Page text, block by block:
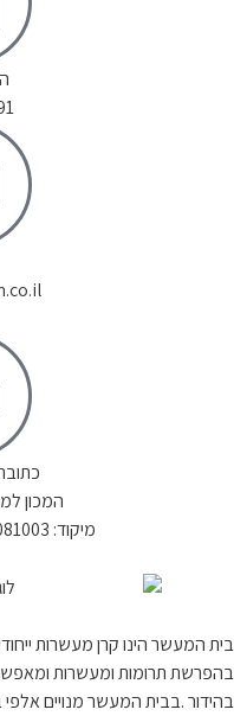
המכון
מיקוד: 4081003 תא-דואר: 176 אלעד
בית המעשר הינו קרן מעשרות
בהפרשת תרומות ומעשרות
בהידור .בבית המעשר מנויים